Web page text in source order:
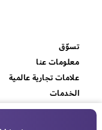
تسوّق
قلادات وتعليقات
أساور وأساور صلبة
أقراط
معلومات عنا
عالم داماس
ابحث عن متجر
علامات تجارية عالمية
فوبيه
الخدمات
اتصل بنا
المصادر